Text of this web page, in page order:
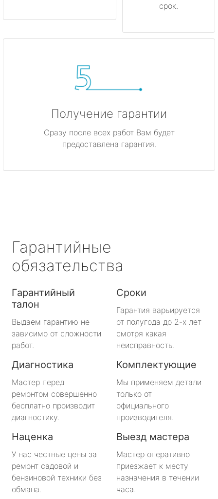
срок.
Получение гарантии
Сразу после всех работ Вам будет
предоставлена гарантия.
Гарантийные
обязательства
Гарантийный
талон
Выдаем гарантию не
зависимо от сложности
работ.
Сроки
Гарантия варьируется
от полугода до 2-х лет
смотря какая
неисправность.
Диагностика
Мастер перед
ремонтом совершенно
бесплатно производит
диагностику.
Комплектующие
Мы применяем детали
только от
официального
производителя.
Наценка
У нас честные цены за
ремонт садовой и
бензиновой техники без
обмана.
Выезд мастера
Мастер оперативно
приезжает к месту
назначения в течении
часа.